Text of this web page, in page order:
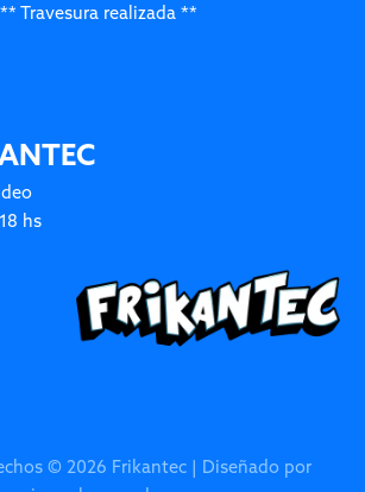
** Travesura realizada **
hs
© 2026 Frikantec | Diseñado por